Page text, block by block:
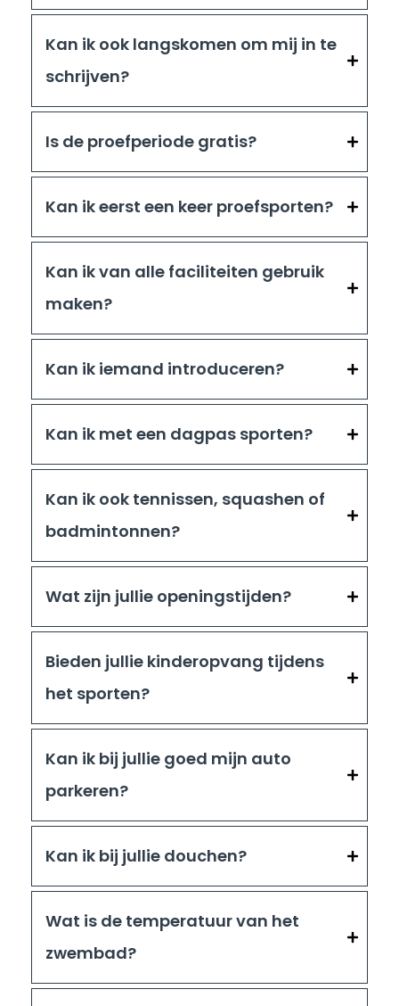
Kan ik ook langskomen om mij in te
schrijven?
Is de proefperiode gratis?
Kan ik eerst een keer proefsporten?
Kan ik van alle faciliteiten gebruik
maken?
Kan ik iemand introduceren?
Kan ik met een dagpas sporten?
Kan ik ook tennissen, squashen of
badmintonnen?
Wat zijn jullie openingstijden?
Bieden jullie kinderopvang tijdens
het sporten?
Kan ik bij jullie goed mijn auto
parkeren?
Kan ik bij jullie douchen?
Wat is de temperatuur van het
zwembad?